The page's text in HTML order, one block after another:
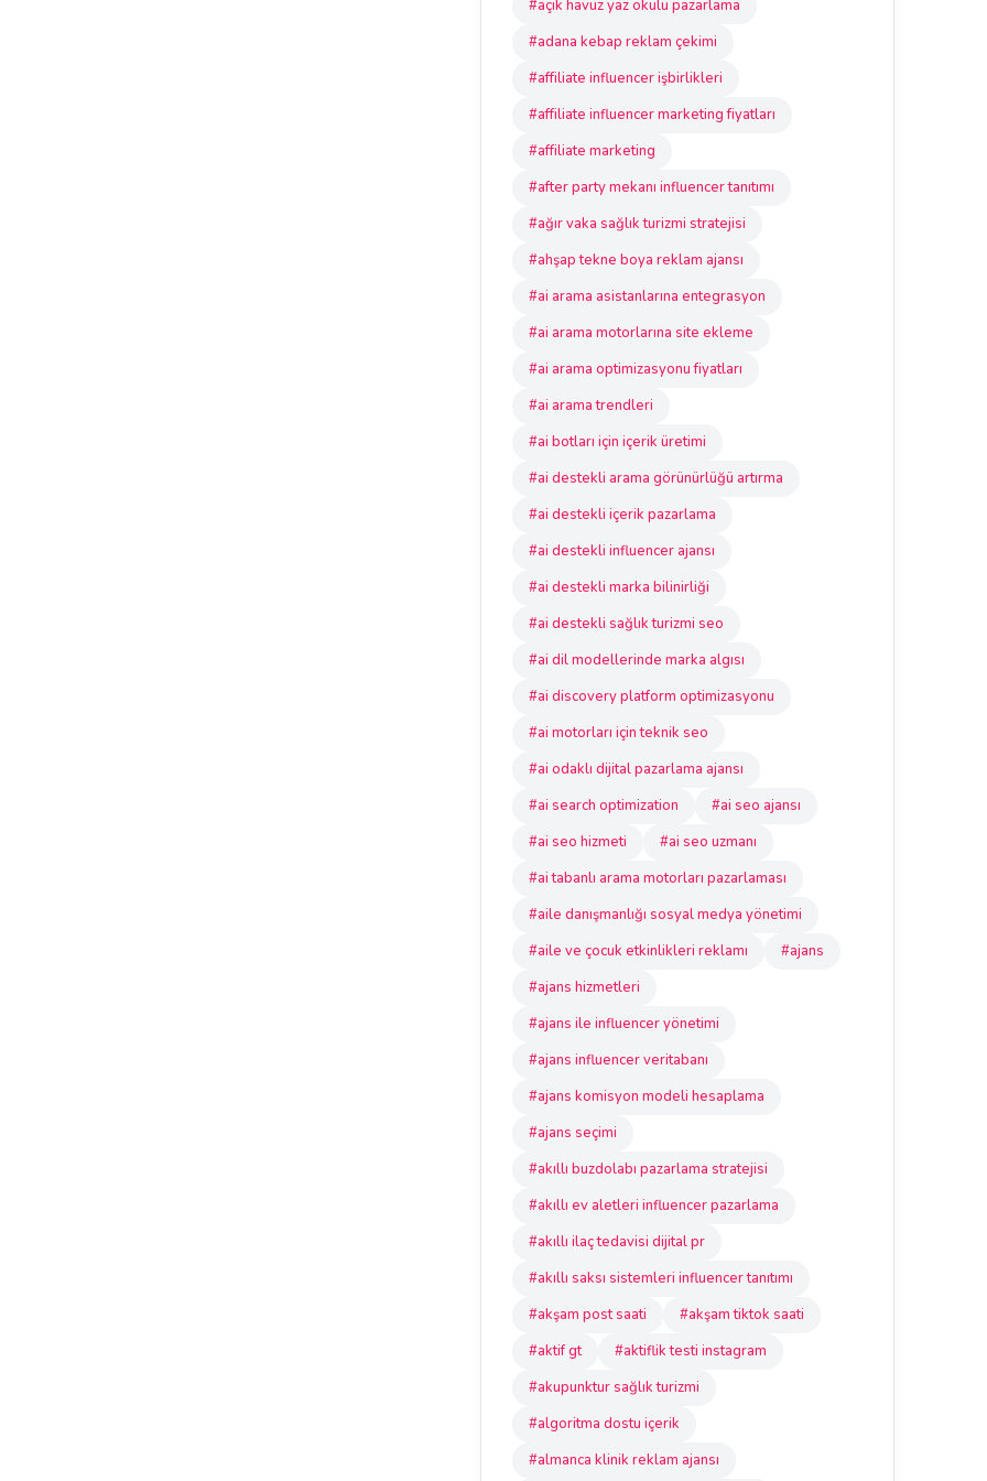
#açık havuz yaz okulu pazarlama
#adana kebap reklam çekimi
#affiliate influencer işbirlikleri
#affiliate influencer marketing fiyatları
#affiliate marketing
#after party mekanı influencer tanıtımı
#ağır vaka sağlık turizmi stratejisi
#ahşap tekne boya reklam ajansı
#ai arama asistanlarına entegrasyon
#ai arama motorlarına site ekleme
#ai arama optimizasyonu fiyatları
#ai arama trendleri
#ai botları için içerik üretimi
#ai destekli arama görünürlüğü artırma
#ai destekli içerik pazarlama
#ai destekli influencer ajansı
#ai destekli marka bilinirliği
#ai destekli sağlık turizmi seo
#ai dil modellerinde marka algısı
#ai discovery platform optimizasyonu
#ai motorları için teknik seo
#ai odaklı dijital pazarlama ajansı
#ai search optimization
#ai seo ajansı
#ai seo hizmeti
#ai seo uzmanı
#ai tabanlı arama motorları pazarlaması
#aile danışmanlığı sosyal medya yönetimi
#aile ve çocuk etkinlikleri reklamı
#ajans
#ajans hizmetleri
#ajans ile influencer yönetimi
#ajans influencer veritabanı
#ajans komisyon modeli hesaplama
#ajans seçimi
#akıllı buzdolabı pazarlama stratejisi
#akıllı ev aletleri influencer pazarlama
#akıllı ilaç tedavisi dijital pr
#akıllı saksı sistemleri influencer tanıtımı
#akşam post saati
#akşam tiktok saati
#aktif gt
#aktiflik testi instagram
#akupunktur sağlık turizmi
#algoritma dostu içerik
#almanca klinik reklam ajansı